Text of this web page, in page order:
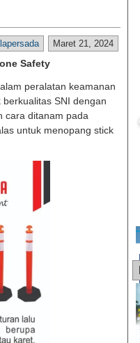
Maret 21, 2024
Safety
peralatan keamanan
SNI dengan
cara ditanam pada
untuk menopang stick